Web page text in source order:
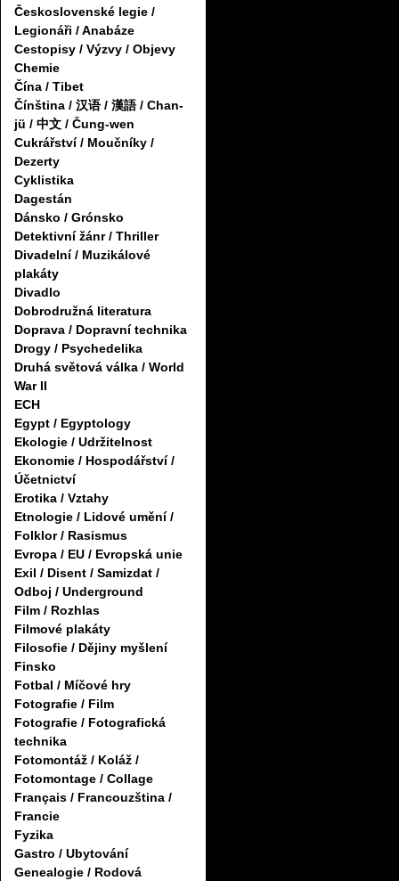
Československé legie /
Legionáři / Anabáze
Cestopisy / Výzvy / Objevy
Chemie
Čína / Tibet
Čínština / 汉语 / 漢語 / Chan-
jü / 中文 / Čung-wen
Cukrářství / Moučníky /
Dezerty
Cyklistika
Dagestán
Dánsko / Grónsko
Detektivní žánr / Thriller
Divadelní / Muzikálové
plakáty
Divadlo
Dobrodružná literatura
Doprava / Dopravní technika
Drogy / Psychedelika
Druhá světová válka / World
War II
ECH
Egypt / Egyptology
Ekologie / Udržitelnost
Ekonomie / Hospodářství /
Účetnictví
Erotika / Vztahy
Etnologie / Lidové umění /
Folklor / Rasismus
Evropa / EU / Evropská unie
Exil / Disent / Samizdat /
Odboj / Underground
Film / Rozhlas
Filmové plakáty
Filosofie / Dějiny myšlení
Finsko
Fotbal / Míčové hry
Fotografie / Film
Fotografie / Fotografická
technika
Fotomontáž / Koláž /
Fotomontage / Collage
Français / Francouzština /
Francie
Fyzika
Gastro / Ubytování
Genealogie / Rodová